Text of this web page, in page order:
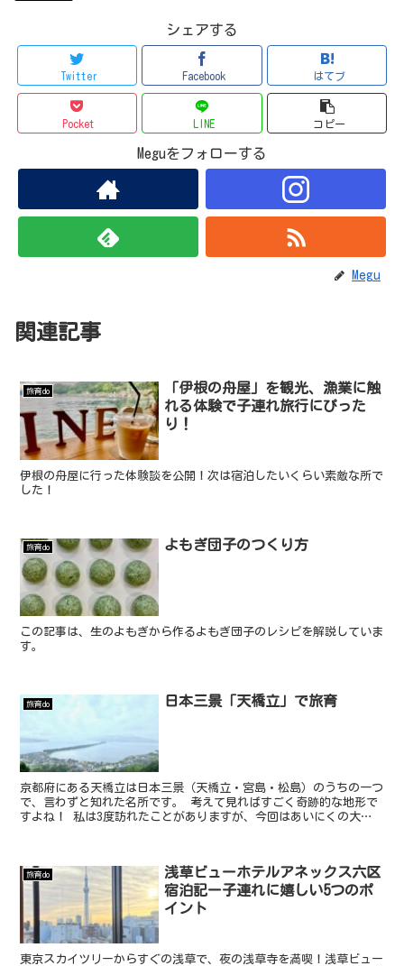
シェアする
Twitter Facebook はてブ
Pocket LINE コピー
Meguをフォローする
Megu
関連記事
旅育do
「伊根の舟屋」を観光、漁業に触
れる体験で子連れ旅行にぴった
り！
伊根の舟屋に行った体験談を公開！次は宿泊したいくらい素敵な所で
した！
旅育do よもぎ団子のつくり方
この記事は、生のよもぎから作るよもぎ団子のレシピを解説していま
す。
旅育do 日本三景「天橋立」で旅育
京都府にある天橋立は日本三景（天橋立・宮島・松島）のうちの一つ
で、言わずと知れた名所です。 考えて見ればすごく奇跡的な地形で
すよね！ 私は3度訪れたことがありますが、今回はあいにくの大
旅育do
浅草ビューホテルアネックス六区
宿泊記ー子連れに嬉しい5つのポ
イント
東京スカイツリーからすぐの浅草で、夜の浅草寺を満喫！浅草ビュー